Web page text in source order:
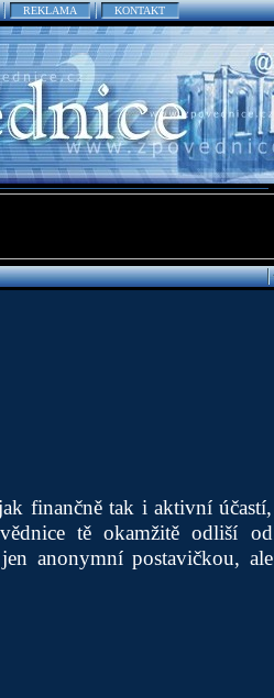
REKLAMA KONTAKT
finančně tak i aktivní účastí,
tě okamžitě odliší od
anonymní postavičkou, ale